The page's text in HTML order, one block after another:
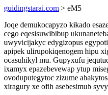
guidingstarai.com > eM5
Joqe demukocapyzo kikado
cego eqesisuwibibup
uwyvicijakyc edygizopus
apipek ulirupokiqenogem hipu
ocasuhikyl mu. Gupyxufu
ixamyx epazebevewap ytup
ovoduputegytoc zizume
xiragury xe ofih asebesimub